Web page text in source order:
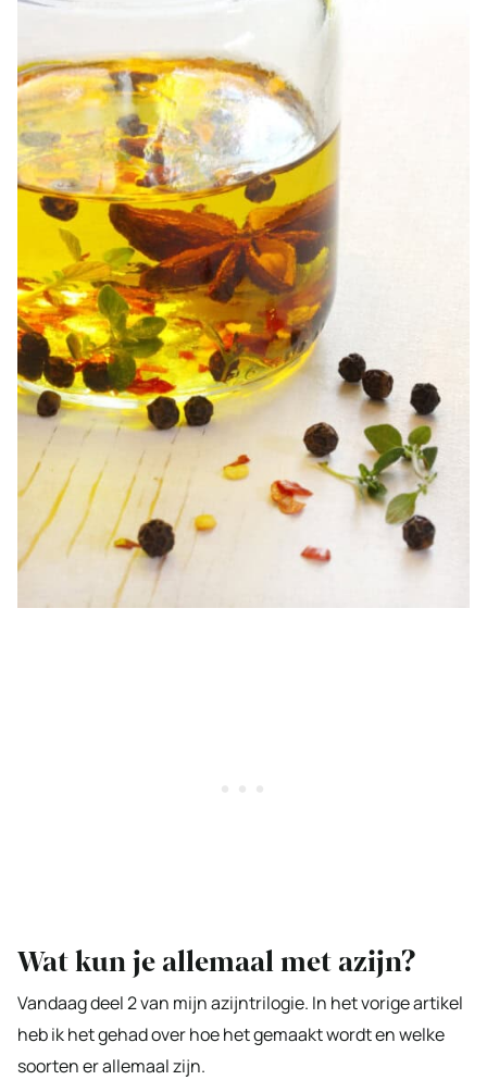
Wat kun je allemaal met azijn?
Vandaag deel 2 van mijn azijntrilogie. In het vorige artikel
heb ik het gehad over hoe het gemaakt wordt en welke
soorten er allemaal zijn.